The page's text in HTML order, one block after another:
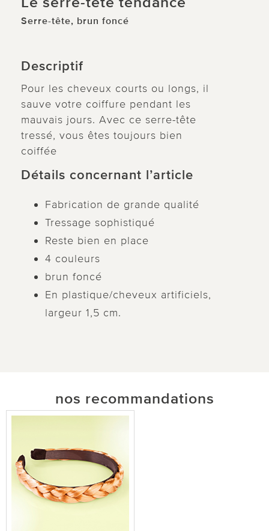
Serre-tête, brun foncé
Descriptif
Pour les cheveux courts ou longs, il
sauve votre coiffure pendant les
mauvais jours. Avec ce serre-tête
tressé, vous êtes toujours bien
coiffée
Détails concernant l’article
Fabrication de grande qualité
Tressage sophistiqué
Reste bien en place
4 couleurs
brun foncé
En plastique/cheveux artificiels,
largeur 1,5 cm.
nos recommandations